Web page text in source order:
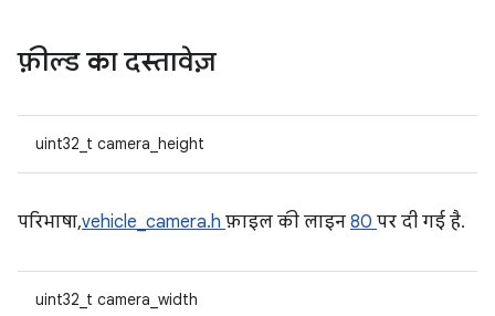
फ़ील्ड का दस्तावेज़
uint32_t camera_height
परिभाषा,vehicle_camera.h फ़ाइल की लाइन 80 पर दी गई है.
uint32_t camera_width